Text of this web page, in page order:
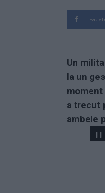
Un
la un
moment
a trecut
ambele